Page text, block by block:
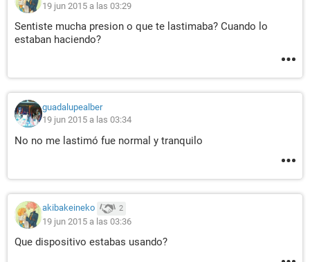
19 jun 2015 a las 03:29
Sentiste mucha presion o que te lastimaba? Cuando lo
estaban haciendo?
guadalupealber
19 jun 2015 a las 03:34
No no me lastimó fue normal y tranquilo
akibakeineko 2
19 jun 2015 a las 03:36
Que dispositivo estabas usando?